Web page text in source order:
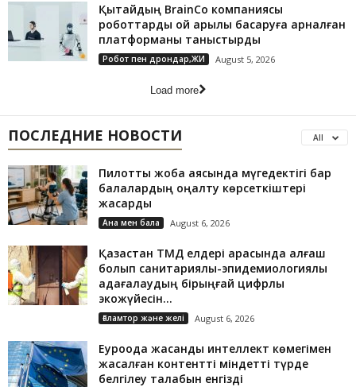
Қытайдың BrainCo компаниясы
роботтарды ой арқылы басқаруға арналған
платформаны таныстырды
Робот пен дрондар,ЖИ August 5, 2026
Load more
ПОСЛЕДНИЕ НОВОСТИ All
Пилоттық жоба аясында мүгедектігі бар
балалардың оңалту көрсеткіштері
жақсарды
Ана мен бала August 6, 2026
Қазақстан ТМД елдері арасында алғаш
болып санитариялық-эпидемиологиялық
қадағалаудың бірыңғай цифрлық
экожүйесін...
Ғаламтор және желі August 6, 2026
Еуроодақ жасанды интеллект көмегімен
жасалған контентті міндетті түрде
белгілеу талабын енгізді